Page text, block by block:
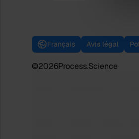
Français Avis légal
©2026Process.Science